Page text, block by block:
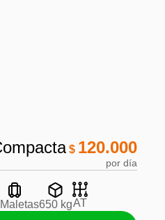
$ 120.000
por día
650 kgAT